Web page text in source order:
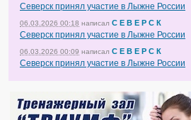
Северск принял участие в Лыжне России
06.03.2026 00:18 написал С Е В Е Р С К
Северск принял участие в Лыжне России
06.03.2026 00:09 написал С Е В Е Р С К
Северск принял участие в Лыжне России